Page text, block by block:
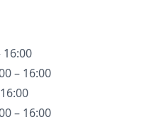
16:00
– 16:00
– 16:00